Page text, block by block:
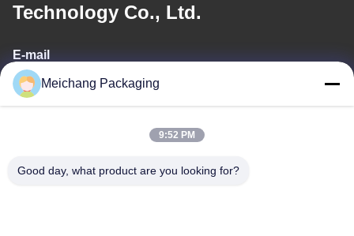
Technology Co., Ltd.
E-mail
meichang1@mcpackaging.cn
Alamat
Meichang Packaging
9:52 PM
Good day, what product are you looking for?